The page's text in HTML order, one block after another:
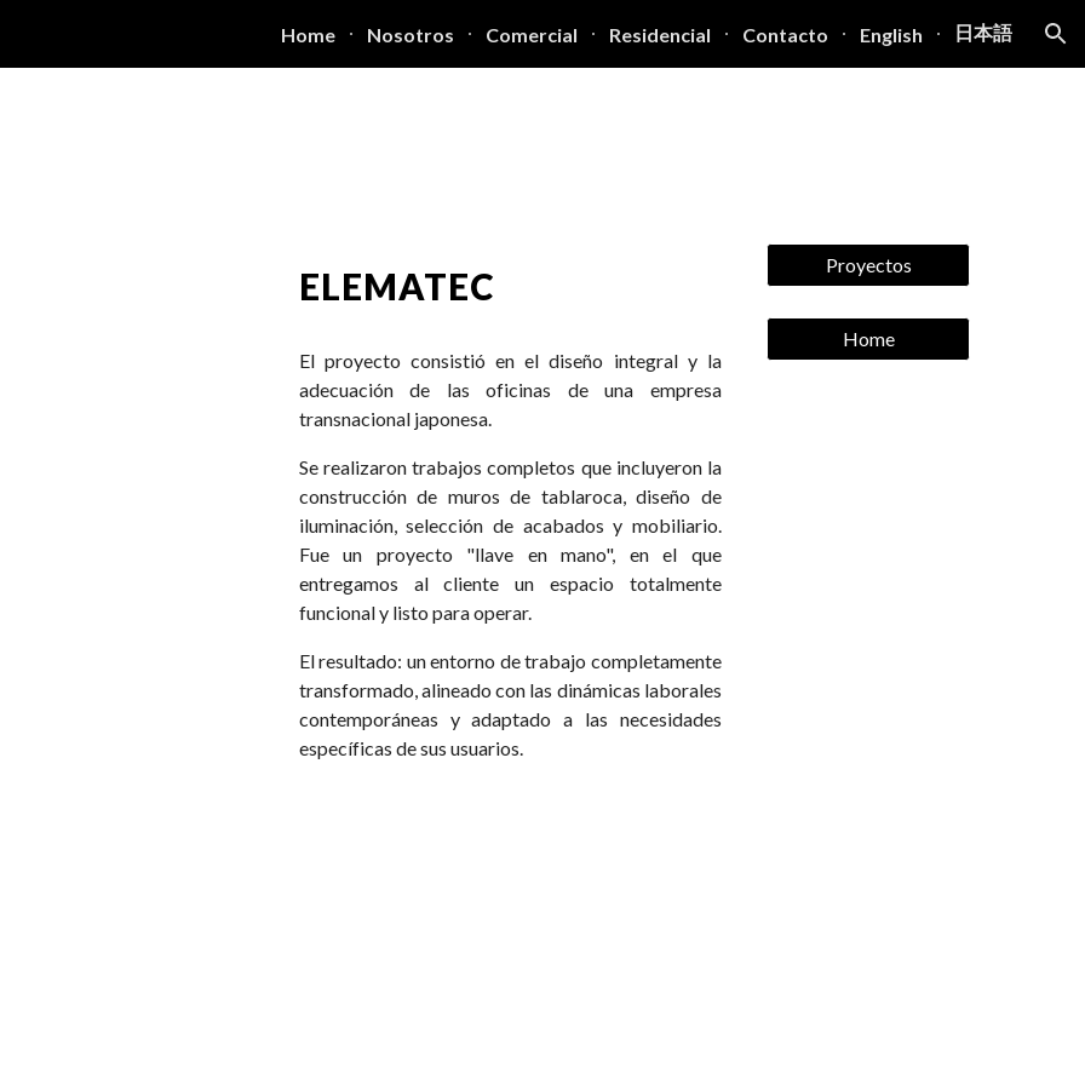
Skip to navigation
Home Nosotros Comercial Residencial Contacto English 日本語
ELEMATEC
El proyecto consistió en el diseño integral y la
adecuación de las oficinas de una empresa
transnacional japonesa.
Se realizaron trabajos completos que incluyeron la
construcción de muros de tablaroca, diseño de
iluminación, selección de acabados y mobiliario.
Fue un proyecto "llave en mano", en el que
entregamos al cliente un espacio totalmente
funcional y listo para operar.
El resultado: un entorno de trabajo completamente
transformado, alineado con las dinámicas laborales
contemporáneas y adaptado a las necesidades
específicas de sus usuarios.
Proyectos
Home